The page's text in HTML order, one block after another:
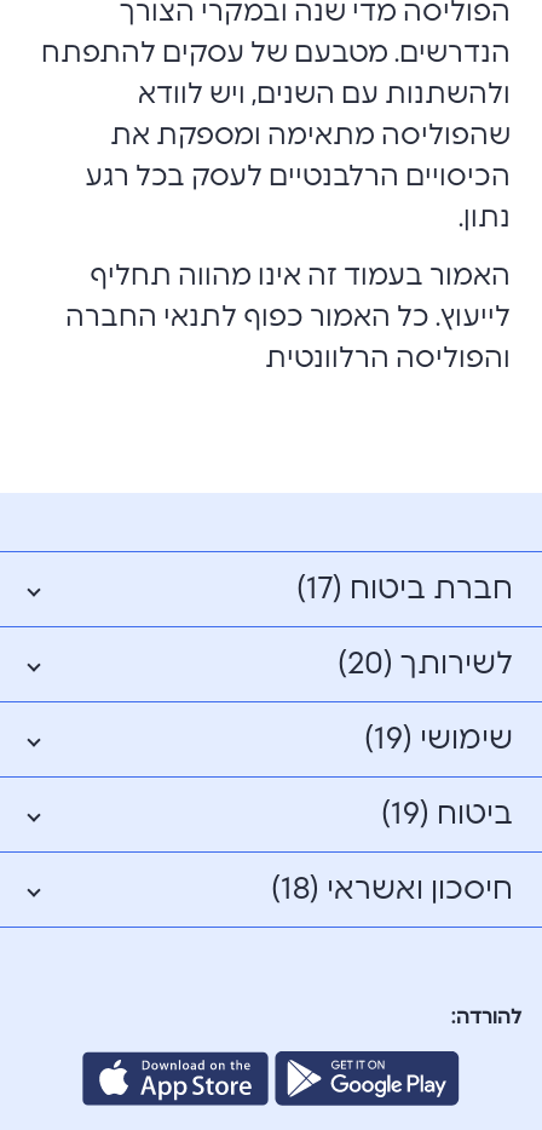
הפוליסה מדי שנה ובמקרי הצורך
הנדרשים. מטבעם של עסקים להתפתח
ולהשתנות עם השנים, ויש לוודא
שהפוליסה מתאימה ומספקת את
הכיסויים הרלבנטיים לעסק בכל רגע
נתון.
האמור בעמוד זה אינו מהווה תחליף
לייעוץ. כל האמור כפוף לתנאי החברה
והפוליסה הרלוונטית
חברת ביטוח (17)
לשירותך (20)
שימושי (19)
ביטוח (19)
חיסכון ואשראי (18)
להורדה: